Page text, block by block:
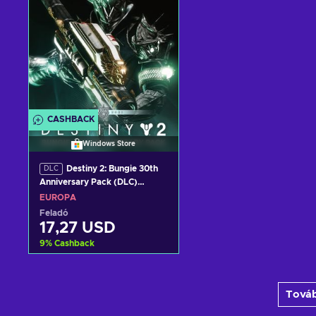
CASHBACK
Windows Store
DLC
Destiny 2: Bungie 30th
Anniversary Pack (DLC)
Windows Store Key EUROPE
EURÓPA
Feladó
17,27 USD
9% Cashback